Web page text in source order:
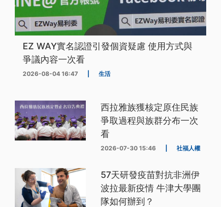
EZ WAY實名認證引發個資疑慮 使用方式與
爭議內容一次看
2026-08-04 16:47 生活
西拉雅族獲核定原住民族
爭取過程與族群分布一次
看
2026-07-30 15:46 社福人權
57天研發疫苗對抗非洲伊
波拉最新疫情 牛津大學團
隊如何辦到？